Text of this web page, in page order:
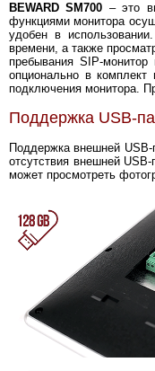
BEWARD SM700 – это
функциями монитора
удобен в
времени, а также
пребывания SIP-
опционально в комплект
подключения монитора.
Поддержка USB-
Поддержка внешней
отсутствия внешней
может просмотреть